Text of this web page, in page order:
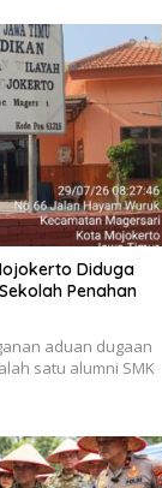
Diduga
Penahan
aduan dugaan
satu alumni SMK